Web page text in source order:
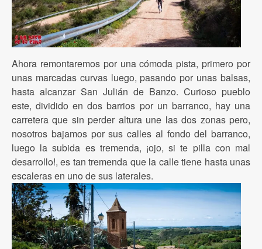
Ahora remontaremos por una cómoda pista, primero por
unas marcadas curvas luego, pasando por unas balsas,
hasta alcanzar San Julián de Banzo. Curioso pueblo
este, dividido en dos barrios por un barranco, hay una
carretera que sin perder altura une las dos zonas pero,
nosotros bajamos por sus calles al fondo del barranco,
luego la subida es tremenda, ¡ojo, si te pilla con mal
desarrollo!, es tan tremenda que la calle tiene hasta unas
escaleras en uno de sus laterales.